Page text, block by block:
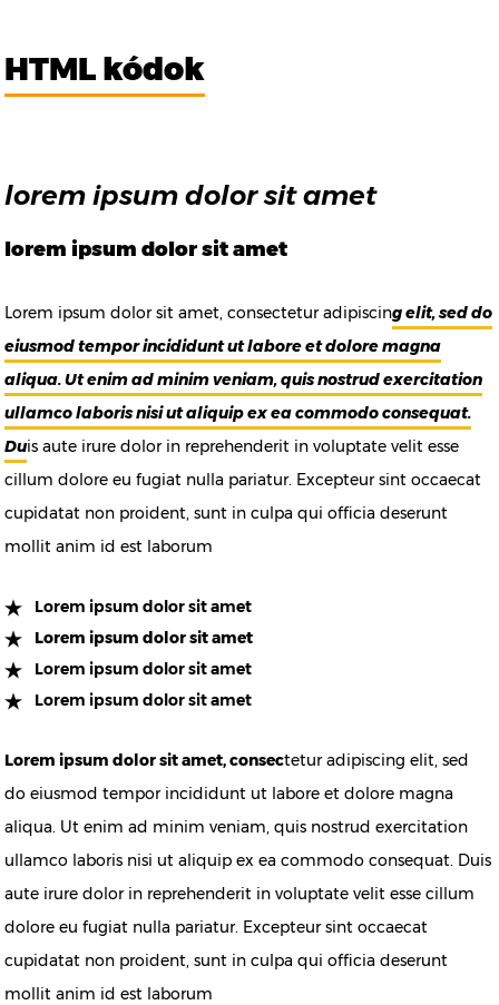
HTML kódok
lorem ipsum dolor sit amet
lorem ipsum dolor sit amet
Lorem ipsum dolor sit amet, consectetur adipiscing elit, sed do
eiusmod tempor incididunt ut labore et dolore magna
aliqua. Ut enim ad minim veniam, quis nostrud exercitation
ullamco laboris nisi ut aliquip ex ea commodo consequat.
Duis aute irure dolor in reprehenderit in voluptate velit esse
cillum dolore eu fugiat nulla pariatur. Excepteur sint occaecat
cupidatat non proident, sunt in culpa qui officia deserunt
mollit anim id est laborum
Lorem ipsum dolor sit amet
Lorem ipsum dolor sit amet
Lorem ipsum dolor sit amet
Lorem ipsum dolor sit amet
Lorem ipsum dolor sit amet, consectetur adipiscing elit, sed
do eiusmod tempor incididunt ut labore et dolore magna
aliqua. Ut enim ad minim veniam, quis nostrud exercitation
ullamco laboris nisi ut aliquip ex ea commodo consequat. Duis
aute irure dolor in reprehenderit in voluptate velit esse cillum
dolore eu fugiat nulla pariatur. Excepteur sint occaecat
cupidatat non proident, sunt in culpa qui officia deserunt
mollit anim id est laborum